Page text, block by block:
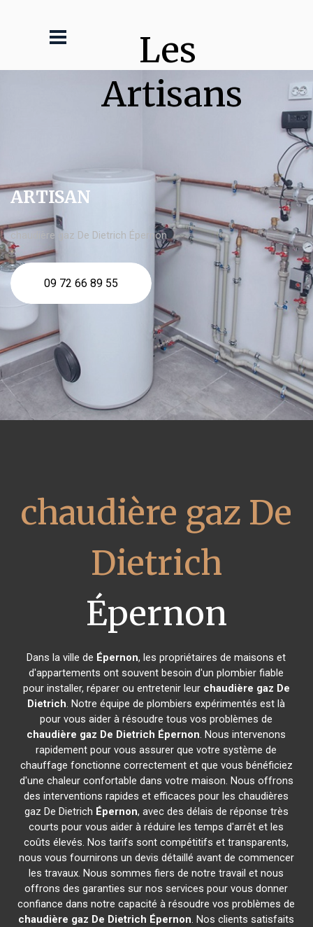
Les
Artisans
ARTISAN
chaudière gaz De Dietrich Épernon
09 72 66 89 55
chaudière gaz De
Dietrich
Épernon
Dans la ville de Épernon, les propriétaires de maisons et
d'appartements ont souvent besoin d'un plombier fiable
pour installer, réparer ou entretenir leur chaudière gaz De
Dietrich. Notre équipe de plombiers expérimentés est là
pour vous aider à résoudre tous vos problèmes de
chaudière gaz De Dietrich Épernon. Nous intervenons
rapidement pour vous assurer que votre système de
chauffage fonctionne correctement et que vous bénéficiez
d'une chaleur confortable dans votre maison. Nous offrons
des interventions rapides et efficaces pour les chaudières
gaz De Dietrich Épernon, avec des délais de réponse très
courts pour vous aider à réduire les temps d'arrêt et les
coûts élevés. Nos tarifs sont compétitifs et transparents,
nous vous fournirons un devis détaillé avant de commencer
les travaux. Nous sommes fiers de notre travail et nous
offrons des garanties sur nos services pour vous donner
confiance dans notre capacité à résoudre vos problèmes de
chaudière gaz De Dietrich Épernon. Nos clients satisfaits